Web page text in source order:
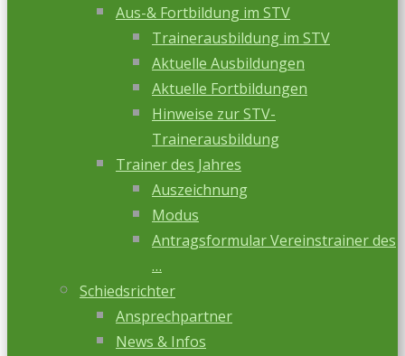
Aus-& Fortbildung im STV
Trainerausbildung im STV
Aktuelle Ausbildungen
Aktuelle Fortbildungen
Hinweise zur STV-
Trainerausbildung
Trainer des Jahres
Auszeichnung
Modus
Antragsformular Vereinstrainer des
…
Schiedsrichter
Ansprechpartner
News & Infos